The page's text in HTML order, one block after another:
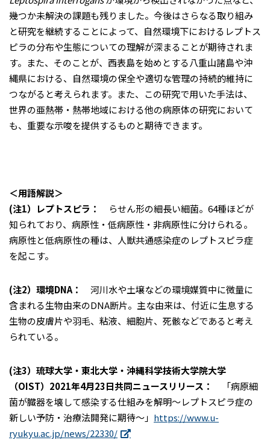
幾つか未解決の課題も残りました。今後はさらなる取り組み
と研究を継続することによって、自然環境下におけるレプトス
ピラの分布や生態についての理解が深まることが期待されま
す。また、そのことが、西表島を始めとする八重山諸島や沖
縄県における、自然環境の保全や適切な管理の持続的維持に
つながると考えられます。また、この研究で用いた手法は、
世界の亜熱帯・熱帯地域における他の病原体の研究において
も、重要な示唆を提供するものと期待できます。
＜用語解説＞
(注1）レプトスピラ：
らせん形の細長い細菌。64種ほどが
知られており、病原性・低病原性・非病原性に分けられる。
病原性と低病原性の種は、人獣共通感染症のレプトスピラ症
を起こす。
(注2）環境DNA：
河川水や土壌などの環境媒質中に微量に
含まれる生物由来のDNA断片。主な由来は、付近に生息する
生物の皮膚片や羽毛、粘液、細胞片、死骸などであると考え
られている。
(注3）琉球大学・東北大学・沖縄科学技術大学院大学
（OIST）2021年4月23日共同ニュースリリース：
「病原細
菌が臓器を壊して感染する仕組みを解明～レプトスピラ症の
新しい予防・治療法開発に期待～」 https://www.u-
ryukyu.ac.jp/news/22330/